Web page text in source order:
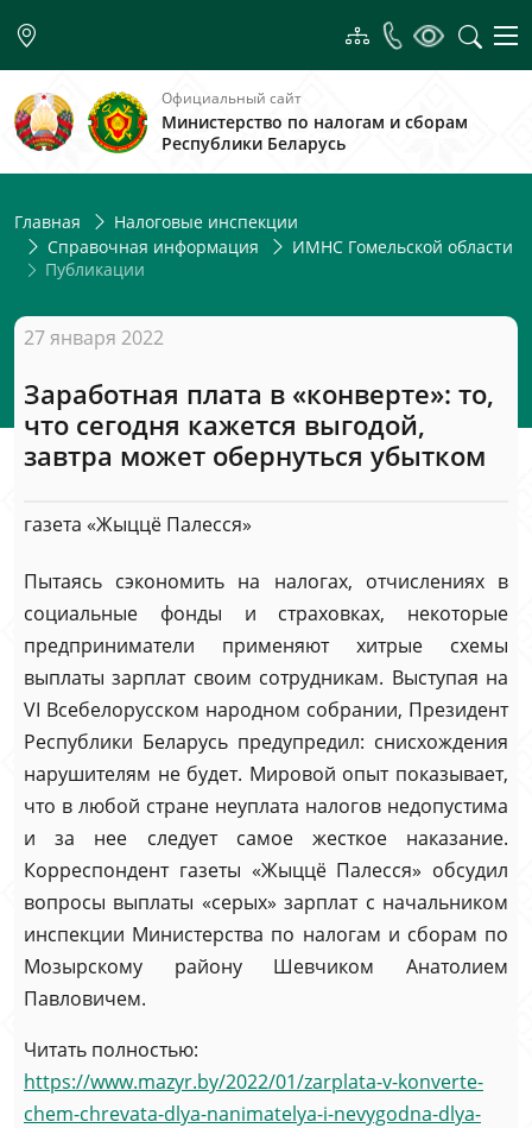
Официальный сайт
Министерство по налогам и сборам
Республики Беларусь
Главная
Налоговые инспекции
Справочная информация
ИМНС Гомельской области
Публикации
27 января 2022
Заработная плата в «конверте»: то,
что сегодня кажется выгодой,
завтра может обернуться убытком
газета «Жыццё Палесся»
Пытаясь сэкономить на налогах, отчислениях в
социальные фонды и страховках, некоторые
предприниматели применяют хитрые схемы
выплаты зарплат своим сотрудникам. Выступая на
VI Всебелорусском народном собрании, Президент
Республики Беларусь предупредил: снисхождения
нарушителям не будет. Мировой опыт показывает,
что в любой стране неуплата налогов недопустима
и за нее следует самое жесткое наказание.
Корреспондент газеты «Жыццё Палесся» обсудил
вопросы выплаты «серых» зарплат с начальником
инспекции Министерства по налогам и сборам по
Мозырскому району Шевчиком Анатолием
Павловичем.
Читать полностью:
https://www.mazyr.by/2022/01/zarplata-v-konverte-
chem-chrevata-dlya-nanimatelya-i-nevygodna-dlya-